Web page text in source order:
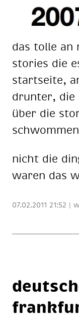
das tol­le an
sto­ries die
start­sei­te,
drun­ter, die
über die
nicht die
wa­ren das
07.02.2011 21:52 |